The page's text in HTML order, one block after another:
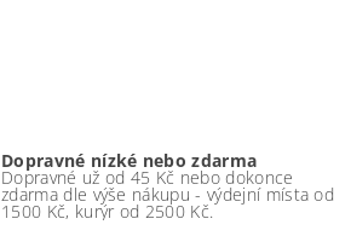
Dopravné nízké nebo zdarma
Dopravné už od 45 Kč nebo dokonce
zdarma dle výše nákupu - výdejní místa od
1500 Kč, kurýr od 2500 Kč.